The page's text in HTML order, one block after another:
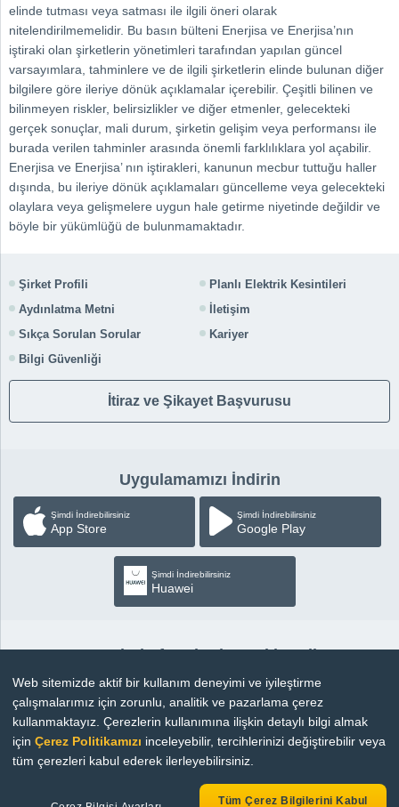
elinde tutması veya satması ile ilgili öneri olarak
nitelendirilmemelidir. Bu basın bülteni Enerjisa ve Enerjisa’nın
iştiraki olan şirketlerin yönetimleri tarafından yapılan güncel
varsayımlara, tahminlere ve de ilgili şirketlerin elinde bulunan diğer
bilgilere göre ileriye dönük açıklamalar içerebilir. Çeşitli bilinen ve
bilinmeyen riskler, belirsizlikler ve diğer etmenler, gelecekteki
gerçek sonuçlar, mali durum, şirketin gelişim veya performansı ile
burada verilen tahminler arasında önemli farklılıklara yol açabilir.
Enerjisa ve Enerjisa’ nın iştirakleri, kanunun mecbur tuttuğu haller
dışında, bu ileriye dönük açıklamaları güncelleme veya gelecekteki
olaylara veya gelişmelere uygun hale getirme niyetinde değildir ve
böyle bir yükümlüğü de bulunmamaktadır.
Şirket Profili
Planlı Elektrik Kesintileri
Aydınlatma Metni
İletişim
Sıkça Sorulan Sorular
Kariyer
Bilgi Güvenliği
İtiraz ve Şikayet Başvurusu
Uygulamamızı İndirin
Şimdi İndirebilirsiniz
App Store
Şimdi İndirebilirsiniz
Google Play
Şimdi İndirebilirsiniz
Huawei
Sosyal Platformlardan Takip Edin
Copyright © 2026 |Bilgi Toplumu Hizmetleri
Web sitemizde aktif bir kullanım deneyimi ve iyileştirme
çalışmalarımız için zorunlu, analitik ve pazarlama çerez
kullanmaktayız. Çerezlerin kullanımına ilişkin detaylı bilgi almak
içinÇerez Politikamızı inceleyebilir, tercihlerinizi değiştirebilir veya
tüm çerezleri kabul ederek ilerleyebilirsiniz.
Tüm Çerez Bilgilerini Kabul